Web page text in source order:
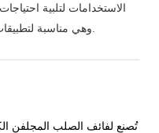
الاستخدامات لتلبية
تُصنع لفائف الصلب المجلفن